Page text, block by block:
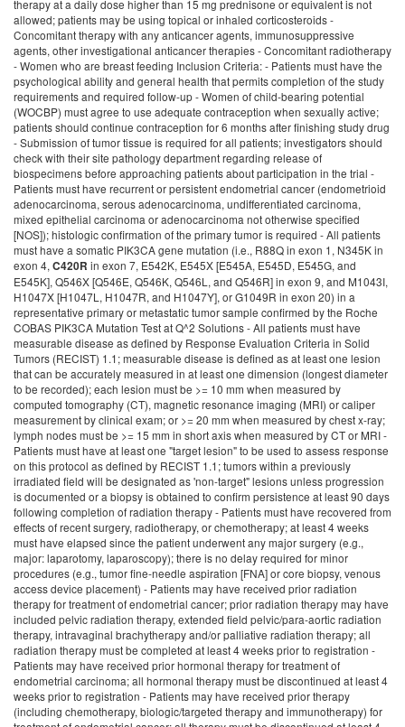
C420R in exon 7, E542K, E545X [E545A, E545D, E545G, and E545K], Q546X [Q546E, Q546K, Q546L, and Q546R] in exon 9, and M1043I, H1047X [H1047L, H1047R, and H1047Y], or G1049R in exon 20) in a representative primary or metastatic tumor sample confirmed by the Roche COBAS PIK3CA Mutation Test at Q^2 Solutions - All patients must have measurable disease as defined by Response Evaluation Criteria in Solid Tumors (RECIST) 1.1; measurable disease is defined as at least one lesion that can be accurately measured in at least one dimension (longest diameter to be recorded); each lesion must be >= 10 mm when measured by computed tomography (CT), magnetic resonance imaging (MRI) or caliper measurement by clinical exam; or >= 20 mm when measured by chest x-ray; lymph nodes must be >= 15 mm in short axis when measured by CT or MRI - Patients must have at least one "target lesion" to be used to assess response on this protocol as defined by RECIST 1.1; tumors within a previously irradiated field will be designated as 'non-target" lesions unless progression is documented or a biopsy is obtained to confirm persistence at least 90 days following completion of radiation therapy - Patients must have recovered from effects of recent surgery, radiotherapy, or chemotherapy; at least 4 weeks must have elapsed since the patient underwent any major surgery (e.g., major: laparotomy, laparoscopy); there is no delay required for minor procedures (e.g., tumor fine-needle aspiration [FNA] or core biopsy, venous access device placement) - Patients may have received prior radiation therapy for treatment of endometrial cancer; prior radiation therapy may have included pelvic radiation therapy, extended field pelvic/para-aortic radiation therapy, intravaginal brachytherapy and/or palliative radiation therapy; all radiation therapy must be completed at least 4 weeks prior to registration - Patients may have received prior hormonal therapy for treatment of endometrial carcinoma; all hormonal therapy must be discontinued at least 4 weeks prior to registration - Patients may have received prior therapy (including chemotherapy, biologic/targeted therapy and immunotherapy) for treatment of endometrial cancer; all therapy must be discontinued at least 4 weeks prior to registration; any investigational agent must be discontinued at least 30 days prior to registration - Patients must have had at least one prior chemotherapeutic regimen for management of endometrial carcinoma; initial treatment may include chemotherapy, chemotherapy and radiation therapy, or consolidation/maintenance therapy; chemotherapy administered in conjunction with primary radiation as a radio-sensitizer WILL be counted as a systemic chemotherapy regimen - Patients are allowed to receive, but not required to receive, up to a total of 3 lines of chemotherapy - Appropriate stage for study entry based on the following diagnostic workup: - History/physical examination within 28 days prior to registration - Imaging of target lesion(s) within 28 days prior to registration - Completion of pre-study protocol specific assessments as required - Performance status (Eastern Cooperative Oncology Group [ECOG]/Karnofsky) of 0, 1 or 2 within 28 days prior to registration - Absolute neutrophil count (ANC) >= 1,500/mcl - Platelets >= 75,000/mcl - Hemoglobin (Hgb) >= 8 g/dL - Creatinine =< 1.5 x upper limit of normal (ULN) - Bilirubin =< 1.5 x ULN (=< 3 x ULN for patients with Gilbert syndrome) - Alanine aminotransferase (ALT) and aspartate aminotransferase (AST) =< 3 x ULN - Left ventricular ejection fraction (LVEF) >= 50% - Fasting cholesterol less than or equal to 300 mg/dl; fasting triglycerides less than or equal to 300 mg/dl - Prothrombin time (PT) such that international normalized ratio (INR) is less than or equal to 1.5 x ULN (or an in range INR, usually between 2 and 3, if a patient is on a stable dose of therapeutic warfarin) and a partial thromboplastin time (PTT) less than or equal to 1.5 times the upper limit of normal - The patient must provide study-specific informed consent prior to study entry and, for patients treated in the United States (U.S.), authorization permitting release of personal health information - Diabetic patients (type I or II diabetes mellitus) must have baseline hemoglobin (Hb)A1c levels NOT higher than 8.5% at study entry - Patients with hypertension on medical management must have systolic blood pressure < 150 mmHG or diastolic pressure < 90 mmHG at study entry - Note: ULN is institutional or laboratory upper limit of normal - Women of child-bearing potential (WOCBP) must have a negative serum pregnancy test within 28 days of registration; the patient and her sexual partner(s) must agree to use adequate contraception when sexually active for the duration of the study and for 6 months after finishing study drug; a woman is considered of childbearing potential following menarche and until becoming post-menopausal unless permanently sterile; permanent sterilization methods include hysterectomy, bilateral salpingectomy and bilateral oophorectomy; a postmenopausal state is defined as no menses for 12 months without an alternative medical cause; a high follicle stimulating hormone (FSH) level in the postmenopausal range maybe used to confirm a post-menopausal state in women not using hormonal contraception or hormonal replacement therapy Exclusion Criteria: - Patients who have had prior therapy with any phosphatidylinositol 3 kinase (PI3K)/v-akt murine thymoma viral oncogene homolog 1 (AKT)/mammalian target of rapamycin (mTor) pathway inhibitor - Patients who have the following histologies: mucinous, squamous, sarcomas, carcinosarcomas, clear cell - Congestive heart failure > New York Heart Association (NYHA) class II - Myocardial infarction or unstable angina less than 6 months before registration - Arterial or venous thrombotic or embolic events such as cerebrovascular accident (including transient ischemic attacks), deep vein thrombosis or pulmonary embolism within 3 months before registration - Non-healing wound, ulcer or bone fracture - Active, clinically serious infections > Common Terminology Criteria for Adverse Events (CTCAE) grade 2 - History of, or current autoimmune disease - Human immunodeficiency virus (HIV) infection - Hepatitis B (HBV) or hepatitis C (HCV); all patients must be screened for HBV and HCV up to 28 days prior to study drug start using the routine hepatitis virus laboratorial panel; patients with active HBV or hepatitis C infection are not eligible for enrollment; patients with serologic markers of HBV immunization due to known vaccination (hepatitis B surface antigen [HBsAg] negative, anti-hepatitis B core [HBc] negative and anti-hepatitis B surface [HBs] positive) will be eligible - Previous or concurrent history of malignancies within 5 years prior to study treatment except for curatively treated: - Cervical carcinoma in situ - Non-melanoma skin cancer - Superficial bladder cancer (Ta [non-invasive tumor], Tis [carcinoma in situ] and T1 [tumor invades lamina propria]) - Patients with seizure disorder requiring medication - Patients with evidence or history of bleeding diathesis; any hemorrhage or bleeding event >= CTCAE grade 3 within 4 weeks prior to registration - Proteinuria of CTCAE grade 3 or higher (estimated by urine protein: creatinine ratio >= 3.5 on a random urine sample); patients who recently (i.e., at least 30 days prior to registration) discontinued an anti-angiogenic therapy which caused proteinuria (ie, grade 2 (> 2 to > 3 g of protein or 1-3.5 g/24 hours [h]) or grade 3 proteinuria (> 4 of protein or > 3.5 g/24 h) are not eligible for enrollment until proteinuria improves to < 2 g of protein per 24 h - History or concurrent condition of interstitial lung disease of any severity and/or severely impaired lung function (as judged by the investigator) - Concurrent diagnosis of pheochromocytoma - Unresolved toxicity higher than CTCAE grade 1 attributed to any prior therapy/procedure, excluding alopecia - Known hypersensitivity to any of the test drugs, test drug classes, or excipients in the formulation - Strong CYP3A4 inhibitors and inducers; concomitant use of strong inhibitors of CYP3A4 (e.g., ketoconazole, itraconazole, clarithromycin, ritonavir, indinavir, nelfinavir and saquinavir), and inducers of CYP3A4 (e.g., rifampin, phenytoin, carbamazepine, phen